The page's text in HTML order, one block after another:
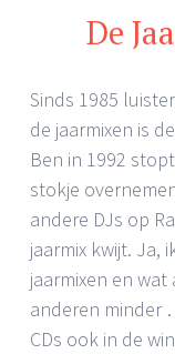
De
Sinds 1985
de jaarmixen is
Ben in 1992
stokje
andere DJs op
jaarmix kwijt. Ja,
jaarmixen en
anderen minder
CDs ook in de